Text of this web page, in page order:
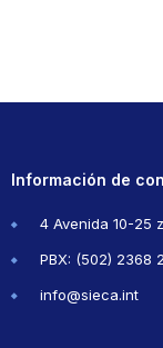
Información de
4 Avenida 10-25
PBX: (502) 2368
info@sieca.int